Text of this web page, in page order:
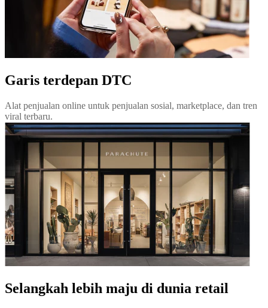
Garis terdepan DTC
Alat penjualan online untuk penjualan sosial, marketplace, dan tren
viral terbaru.
Selangkah lebih maju di dunia retail